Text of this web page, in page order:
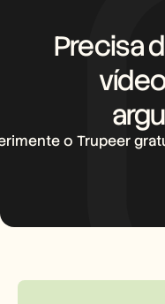
Precisa
o Trupeer